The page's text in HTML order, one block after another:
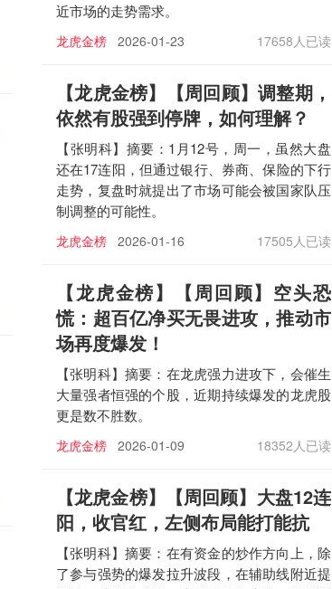
近市场的走势需求。
龙虎金榜 2026-01-23 17658人已读
【龙虎金榜】【周回顾】调整期，
依然有股强到停牌，如何理解？
【张明科】摘要：1月12号，周一，虽然大盘
还在17连阳，但通过银行、券商、保险的下行
走势，复盘时就提出了市场可能会被国家队压
制调整的可能性。
龙虎金榜 2026-01-16 17505人已读
【龙虎金榜】【周回顾】空头恐
慌：超百亿净买无畏进攻，推动市
场再度爆发！
【张明科】摘要：在龙虎强力进攻下，会催生
大量强者恒强的个股，近期持续爆发的龙虎股
更是数不胜数。
龙虎金榜 2026-01-09 18352人已读
【龙虎金榜】【周回顾】大盘12连
阳，收官红，左侧布局能打能抗
【张明科】摘要：在有资金的炒作方向上，除
了参与强势的爆发拉升波段，在辅助线附近提